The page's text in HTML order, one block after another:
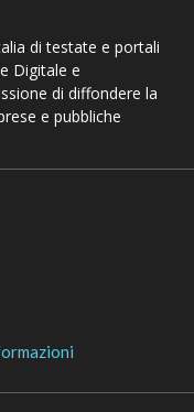
di testate e portali
Digitale e
di diffondere la
e pubbliche